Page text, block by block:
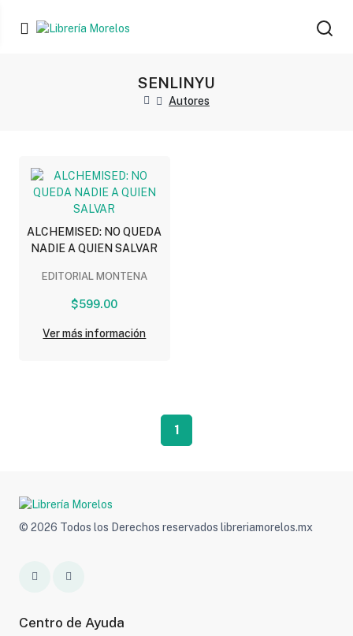
SENLINYU
Autores
ALCHEMISED: NO QUEDA
NADIE A QUIEN SALVAR
EDITORIAL MONTENA
$599.00
Ver más información
1
© 2026 Todos los Derechos reservados libreriamorelos.mx
Centro de Ayuda